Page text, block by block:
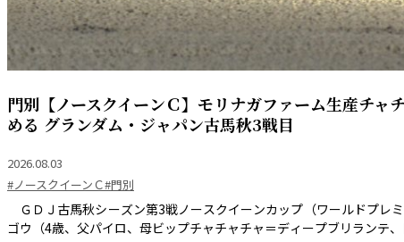
門別【ノースクイーンＣ】モリナガファーム生産チ
める グランダム・ジャパン古馬秋3戦目
2026.08.03
#ノースクイーンＣ#門別
ＧＤＪ古馬秋シーズン第3戦ノースクイーンカップ（ワールドプレ
ゴウ（4歳、父パイロ、母ビップチャチャチャ＝ディープブリランテ